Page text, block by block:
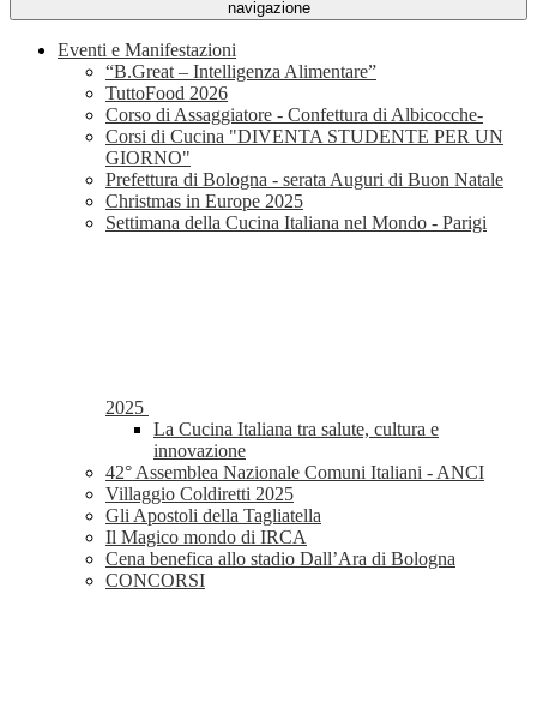
navigazione
Eventi e Manifestazioni
“B.Great – Intelligenza Alimentare”
TuttoFood 2026
Corso di Assaggiatore - Confettura di Albicocche-
Corsi di Cucina "DIVENTA STUDENTE PER UN
GIORNO"
Prefettura di Bologna - serata Auguri di Buon Natale
Christmas in Europe 2025
Settimana della Cucina Italiana nel Mondo - Parigi
2025
La Cucina Italiana tra salute, cultura e
innovazione
42° Assemblea Nazionale Comuni Italiani - ANCI
Villaggio Coldiretti 2025
Gli Apostoli della Tagliatella
Il Magico mondo di IRCA
Cena benefica allo stadio Dall’Ara di Bologna
CONCORSI